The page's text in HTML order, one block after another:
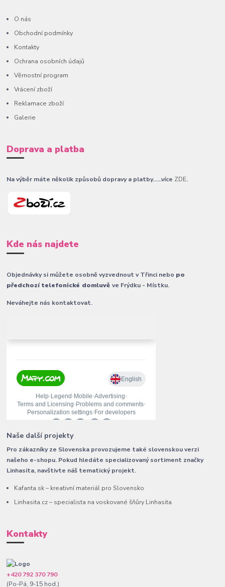
O nás
Obchodní podmínky
Kontakty
Ochrana osobních údajů
Věrnostní program
Vrácení zboží
Reklamace zboží
Galerie
Doprava a platba
Na výběr máte několik způsobů dopravy a platby......více ZDE.
Kde nás najdete
Objednávky si můžete osobně vyzvednout v Třinci nebo po
předchozí telefonické domluvěve Frýdku - Místku.
Neváhejte nás kontaktovat.
Naše další projekty
Pro zákazníky ze Slovenska provozujeme také slovenskou verzi
našeho e-shopu. Pokud hledáte specializovaný sortiment značky
Linhasita, navštivte náš tematický projekt.
Kafanta.sk – kreativní materiál pro Slovensko
Linhasita.cz – specialista na voskované šňůry Linhasita
Kontakty
+420 792 370 790
(Po-Pá, 9-15 hod.)